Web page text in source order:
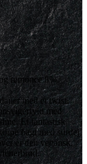
remonce 8%.
med et twist.
med
Et fantastisk
bagt med surdej
er den vegansk.